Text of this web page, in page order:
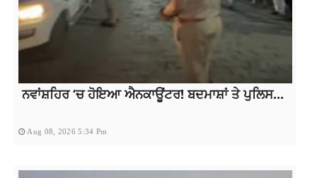
ਨਵਾਂਸ਼ਹਿਰ ‘ਚ ਹੋਇਆ ਐਨਕਾਊਂਟਰ! ਬਦਮਾਸ਼ਾਂ ਤੇ ਪੁਲਿਸ...
Aug 08, 2026 5:34 Pm